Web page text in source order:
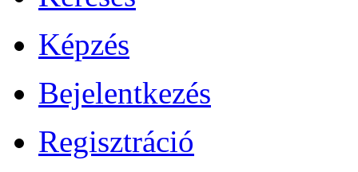
Képzés
Bejelentkezés
Regisztráció